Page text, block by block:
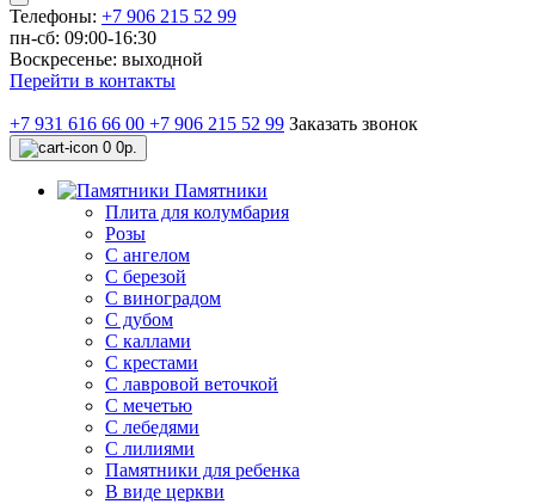
Телефоны: +7 906 215 52 99
пн-сб: 09:00-16:30
Воскресенье: выходной
Перейти в контакты
+7 931 616 66 00 +7 906 215 52 99 Заказать звонок
0 0р.
Памятники
Плита для колумбария
Розы
C ангелом
C березой
С виноградом
С дубом
С каллами
С крестами
С лавровой веточкой
С мечетью
C лебедями
С лилиями
Памятники для ребенка
В виде церкви